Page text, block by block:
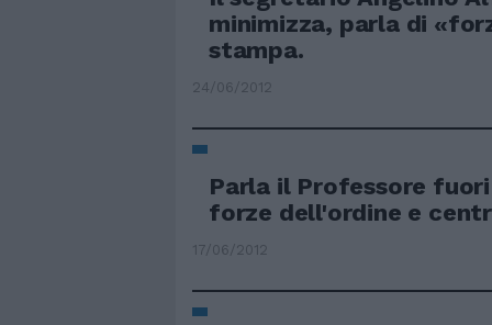
minimizza, parla di
stampa.
24/06/2012
Parla il Professore
forze dell'ordine e
17/06/2012